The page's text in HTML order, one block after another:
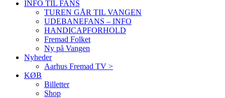
INFO TIL FANS
TUREN GÅR TIL VANGEN
UDEBANEFANS – INFO
HANDICAPFORHOLD
Fremad Folket
Ny på Vangen
Nyheder
Aarhus Fremad TV >
KØB
Billetter
Shop